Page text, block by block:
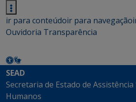
ir para conteúdoir para navegação
Ouvidoria Transparência
SEAD
Secretaria de Estado de
Humanos